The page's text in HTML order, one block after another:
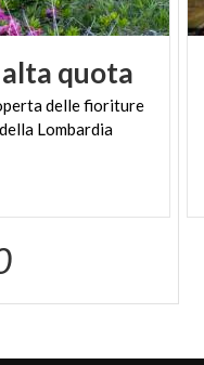
alta quota
dellefioriture
della Lombardia